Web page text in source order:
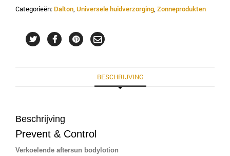
After
Body
Lotion
Categorieën: Dalton, Universele huidverzorging, Zonneprodukten
BESCHRIJVING
Beschrijving
Prevent & Control
Verkoelende aftersun bodylotion